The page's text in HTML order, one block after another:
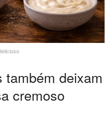
também deixam
cremoso